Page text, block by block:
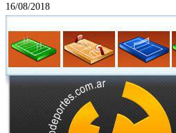
16/08/2018